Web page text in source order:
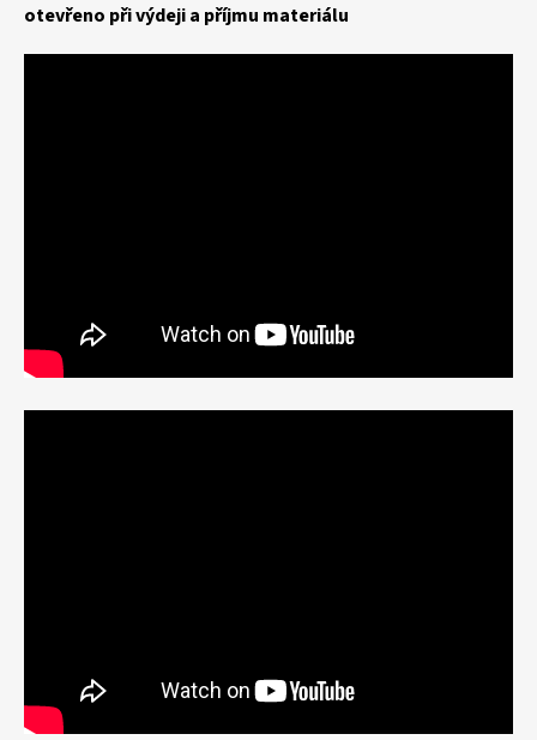
otevřeno při výdeji a příjmu materiálu